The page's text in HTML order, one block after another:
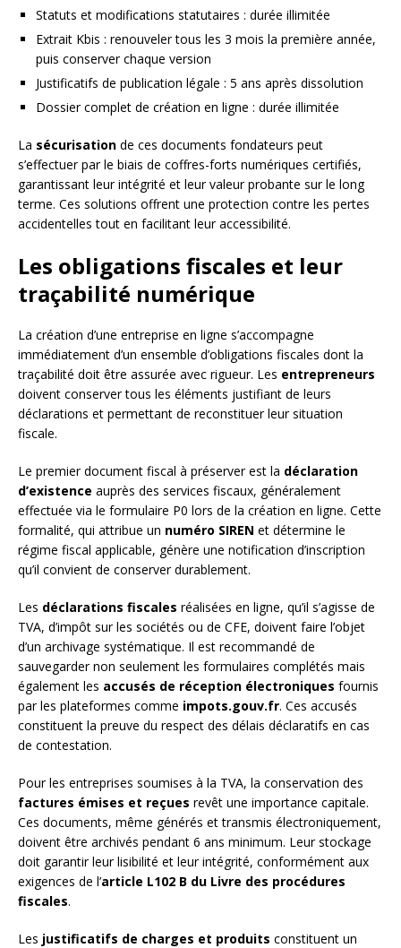
Statuts et modifications statutaires : durée illimitée
Extrait Kbis : renouveler tous les 3 mois la première année,
puis conserver chaque version
Justificatifs de publication légale : 5 ans après dissolution
Dossier complet de création en ligne : durée illimitée
La sécurisation de ces documents fondateurs peut
s’effectuer par le biais de coffres-forts numériques certifiés,
garantissant leur intégrité et leur valeur probante sur le long
terme. Ces solutions offrent une protection contre les pertes
accidentelles tout en facilitant leur accessibilité.
Les obligations fiscales et leur
traçabilité numérique
La création d’une entreprise en ligne s’accompagne
immédiatement d’un ensemble d’obligations fiscales dont la
traçabilité doit être assurée avec rigueur. Les entrepreneurs
doivent conserver tous les éléments justifiant de leurs
déclarations et permettant de reconstituer leur situation
fiscale.
Le premier document fiscal à préserver est la déclaration
d’existence auprès des services fiscaux, généralement
effectuée via le formulaire P0 lors de la création en ligne. Cette
formalité, qui attribue un numéro SIREN et détermine le
régime fiscal applicable, génère une notification d’inscription
qu’il convient de conserver durablement.
Les déclarations fiscales réalisées en ligne, qu’il s’agisse de
TVA, d’impôt sur les sociétés ou de CFE, doivent faire l’objet
d’un archivage systématique. Il est recommandé de
sauvegarder non seulement les formulaires complétés mais
également les accusés de réception électroniques fournis
par les plateformes comme impots.gouv.fr. Ces accusés
constituent la preuve du respect des délais déclaratifs en cas
de contestation.
Pour les entreprises soumises à la TVA, la conservation des
factures émises et reçues revêt une importance capitale.
Ces documents, même générés et transmis électroniquement,
doivent être archivés pendant 6 ans minimum. Leur stockage
doit garantir leur lisibilité et leur intégrité, conformément aux
exigences de l’article L102 B du Livre des procédures
fiscales.
Les justificatifs de charges et produits constituent un